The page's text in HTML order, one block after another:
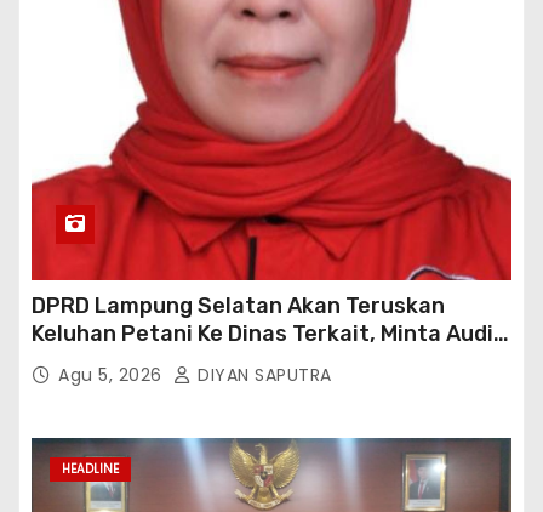
DPRD Lampung Selatan Akan Teruskan
Keluhan Petani Ke Dinas Terkait, Minta Audit
Penyaluran Pupuk Bersubsidi Di Desa Budi
Lestari
Agu 5, 2026 DIYAN SAPUTRA
HEADLINE